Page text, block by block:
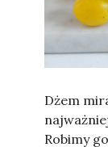
Dżem
Robimy